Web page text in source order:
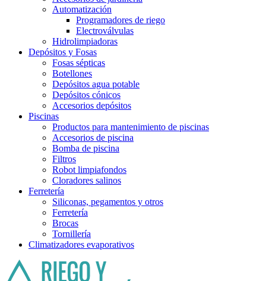
Automatización
Programadores de riego
Electroválvulas
Hidrolimpiadoras
Depósitos y Fosas
Fosas sépticas
Botellones
Depósitos agua potable
Depósitos cónicos
Accesorios depósitos
Piscinas
Productos para mantenimiento de piscinas
Accesorios de piscina
Bomba de piscina
Filtros
Robot limpiafondos
Cloradores salinos
Ferretería
Siliconas, pegamentos y otros
Ferretería
Brocas
Tornillería
Climatizadores evaporativos